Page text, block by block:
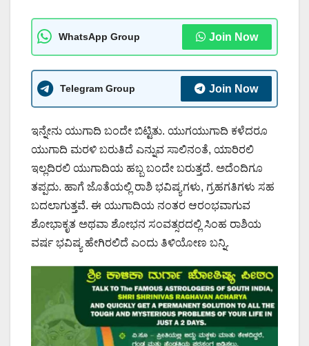
WhatsApp Group Join Now
Telegram Group Join Now
ಇನ್ನೇನು ಯುಗಾದಿ ಬಂದೇ ಬಿಟ್ಟಿತು. ಯುಗಯುಗಾದಿ ಕಳೆದರೂ
ಯುಗಾದಿ ಮರಳಿ ಬರುತಿದೆ ಎನ್ನುವ ಸಾಲಿನಂತೆ, ಯಾರಿರಲಿ
ಇಲ್ಲದಿರಲಿ ಯುಗಾದಿಯ ಹಬ್ಬ ಬಂದೇ ಬರುತ್ತದೆ. ಅದೆಂದಿಗೂ
ತಪ್ಪದು. ಹಾಗೆ ಜೊತೆಯಲ್ಲಿ ರಾಶಿ ಭವಿಷ್ಯಗಳು, ಗ್ರಹಗತಿಗಳು ಸಹ
ಬದಲಾಗುತ್ತವೆ. ಈ ಯುಗಾದಿಯ ನಂತರ ಆರಂಭವಾಗುವ
ಶೋಭಾಕೃತ ಅಥವಾ ಶೋಭನ ಸಂವತ್ಸರದಲ್ಲಿ ಸಿಂಹ ರಾಶಿಯ
ವರ್ಷ ಭವಿಷ್ಯ ಹೇಗಿರಲಿದೆ ಎಂದು ತಿಳಿಯೋಣ ಬನ್ನಿ.